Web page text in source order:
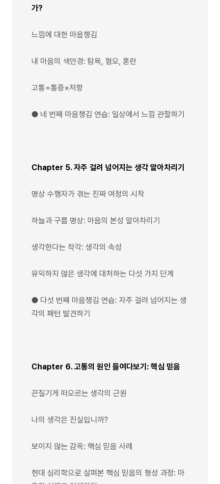
가?
느낌에 대한 마음챙김
내 마음의 색안경: 탐욕, 혐오, 혼란
고통=통증×저항
● 네 번째 마음챙김 연습: 일상에서 느낌 관찰하기
Chapter 5. 자주 걸려 넘어지는 생각 알아차리기
명상 수행자가 겪는 진짜 여정의 시작
하늘과 구름 명상: 마음의 본성 알아차리기
생각한다는 착각: 생각의 속성
유익하지 않은 생각에 대처하는 다섯 가지 단계
● 다섯 번째 마음챙김 연습: 자주 걸려 넘어지는 생
각의 패턴 발견하기
Chapter 6. 고통의 원인 들여다보기: 핵심 믿음
끈질기게 떠오르는 생각의 근원
나의 생각은 진실입니까?
보이지 않는 감옥: 핵심 믿음 사례
현대 심리학으로 살펴본 핵심 믿음의 형성 과정: 마